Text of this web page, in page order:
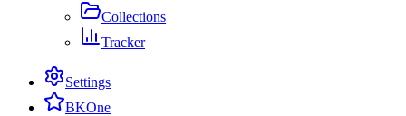
Collections
Tracker
Settings
BKOne